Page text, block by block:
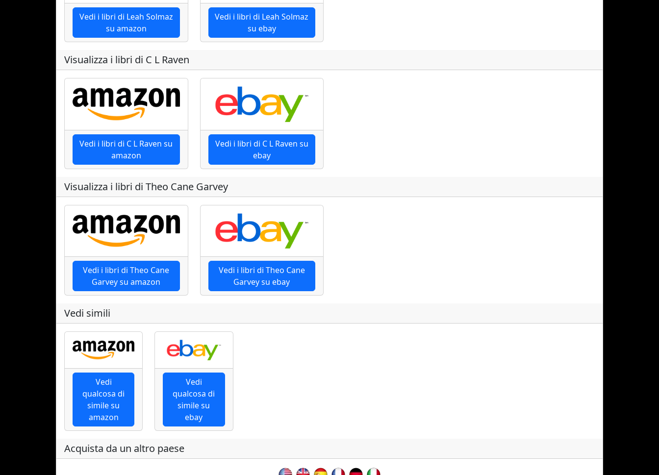
Vedi i libri di Leah Solmaz
su amazon
Vedi i libri di Leah Solmaz
su ebay
Visualizza i libri di C L Raven
Vedi i libri di C L Raven su
amazon
Vedi i libri di C L Raven su
ebay
Visualizza i libri di Theo Cane Garvey
Vedi i libri di Theo Cane
Garvey su amazon
Vedi i libri di Theo Cane
Garvey su ebay
Vedi simili
Vedi
qualcosa di
simile su
amazon
Vedi
qualcosa di
simile su
ebay
Acquista da un altro paese